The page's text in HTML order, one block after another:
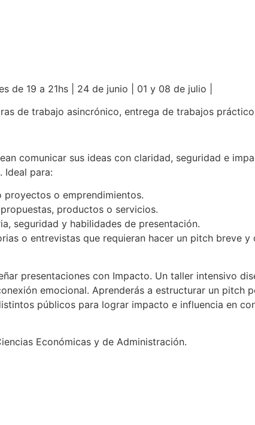
de 19 a 21hs | 24 de junio | 01 y 08 de julio |
de trabajo asincrónico, entrega de trabajos
comunicar sus ideas con claridad, seguridad e
Ideal para:
proyectos o emprendimientos.
productos o servicios.
seguridad y habilidades de presentación.
o entrevistas que requieran hacer un pitch breve y
presentaciones con Impacto. Un taller intensivo
emocional. Aprenderás a estructurar un pitch
públicos para lograr impacto e influencia en
Económicas y de Administración.